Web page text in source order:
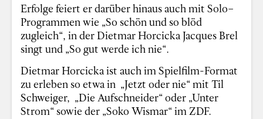
Erfolge feiert er darüber hinaus auch mit Solo–
Programmen wie „So schön und so blöd
zugleich“, in der Dietmar Horcicka Jacques Brel
singt und „So gut werde ich nie“.
Dietmar Horcicka ist auch im Spielfilm-Format
zu erleben so etwa in „Jetzt oder nie“ mit Til
Schweiger, „Die Aufschneider“ oder „Unter
Strom“ sowie der „Soko Wismar“ im ZDF.